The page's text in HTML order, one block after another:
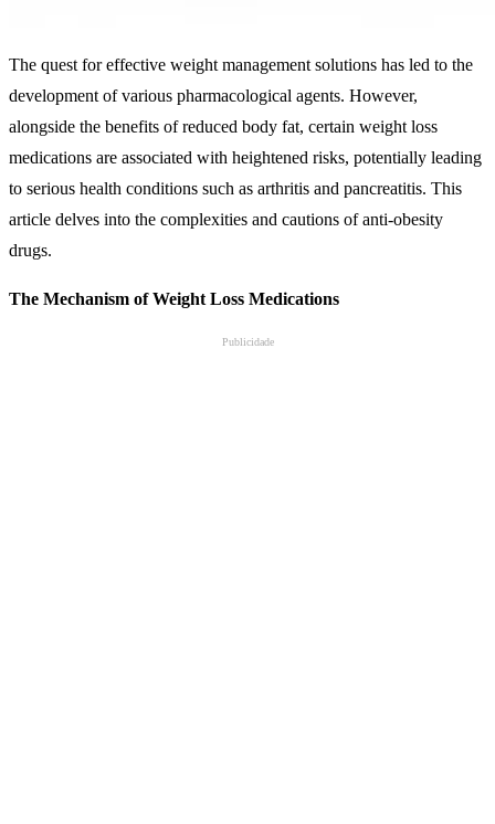
The quest for effective weight management solutions has led to the
development of various pharmacological agents. However,
alongside the benefits of reduced body fat, certain weight loss
medications are associated with heightened risks, potentially leading
to serious health conditions such as arthritis and pancreatitis. This
article delves into the complexities and cautions of anti-obesity
drugs.
The Mechanism of Weight Loss Medications
Publicidade